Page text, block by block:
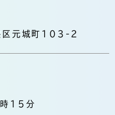
元城町103-2
15分